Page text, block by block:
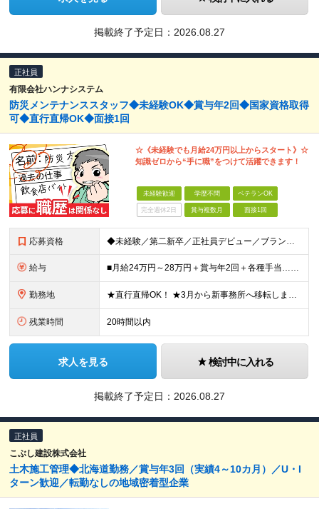
掲載終了予定日： 2026.08.27
正社員
有限会社ハンナシステム
防災メンテナンススタッフ◆未経験OK◆賞与年2回◆国家資格取得
可◆直行直帰OK◆面接1回
☆《未経験でも月給24万円以上からスタート》☆
知識ゼロから“手に職”をつけて活躍できます！
未経験歓迎 学歴不問 ベテランOK
完全週休2日 賞与複数月 面接1回
応募資格 ◆未経験／第二新卒／正社員デビュー／ブランクOK！ ◆学歴不問 ◆普通自動車運転免許（AT限定可） ◎1つでもあてはまる方はぜひご応募ください！ ────────── ・手に職をつけたい方 ・安定し
給与 ■月給24万円～28万円＋賞与年2回＋各種手当…＜未経験＞ ■月給28万円～＋賞与年2回＋各種手当…＜消防設備点検経験者※甲種消防設備士取得者＞ ※残業代は全額支給します（事前申請にて要許可） ※
勤務地 ★直行直帰OK！ ★3月から新事務所へ移転します！ ＜本社＞大阪府大阪市都島区都島南通1丁目14－4 ●基本的に日中は外出しているので、お昼ご飯は車や作業場でゆっくり食べることが多いです。 ※
残業時間 20時間以内
求人を見る 検討中に入れる
掲載終了予定日： 2026.08.27
正社員
こぶし建設株式会社
土木施工管理◆北海道勤務／賞与年3回（実績4～10カ月）／U・I
ターン歓迎／転勤なしの地域密着型企業